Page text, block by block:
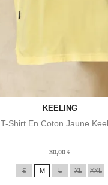
KEELING
T-Shirt En Coton Jaune
30,00 €
S M L XL XXL